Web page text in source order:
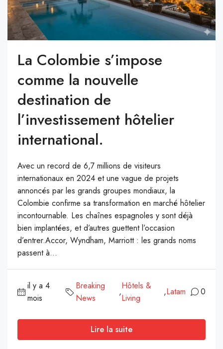
La Colombie s’impose
comme la nouvelle
destination de
l’investissement hôtelier
international.
Avec un record de 6,7 millions de visiteurs
internationaux en 2024 et une vague de projets
annoncés par les grands groupes mondiaux, la
Colombie confirme sa transformation en marché hôtelier
incontournable. Les chaînes espagnoles y sont déjà
bien implantées, et d’autres guettent l’occasion
d’entrer.Accor, Wyndham, Marriott : les grands noms
passent à...
il y a 4
mois
Breaking
News
,
Hôtels &
Living
,Latam 0
Lire la suite